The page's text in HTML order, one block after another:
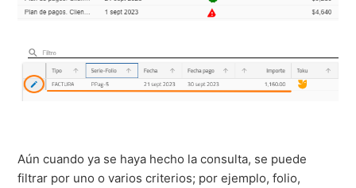
Aún cuando ya se haya hecho la consulta, se puede
filtrar por uno o varios criterios; por ejemplo, folio,